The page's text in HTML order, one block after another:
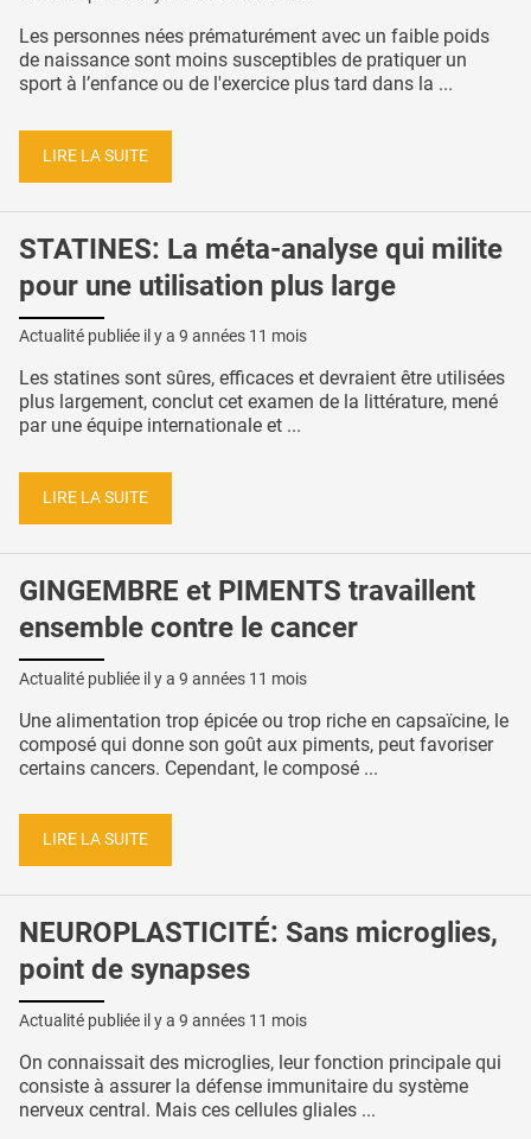
Les personnes nées prématurément avec un faible poids
de naissance sont moins susceptibles de pratiquer un
sport à l’enfance ou de l'exercice plus tard dans la ...
LIRE LA SUITE
STATINES: La méta-analyse qui milite
pour une utilisation plus large
Actualité publiée il y a 9 années 11 mois
Les statines sont sûres, efficaces et devraient être utilisées
plus largement, conclut cet examen de la littérature, mené
par une équipe internationale et ...
LIRE LA SUITE
GINGEMBRE et PIMENTS travaillent
ensemble contre le cancer
Actualité publiée il y a 9 années 11 mois
Une alimentation trop épicée ou trop riche en capsaïcine, le
composé qui donne son goût aux piments, peut favoriser
certains cancers. Cependant, le composé ...
LIRE LA SUITE
NEUROPLASTICITÉ: Sans microglies,
point de synapses
Actualité publiée il y a 9 années 11 mois
On connaissait des microglies, leur fonction principale qui
consiste à assurer la défense immunitaire du système
nerveux central. Mais ces cellules gliales ...